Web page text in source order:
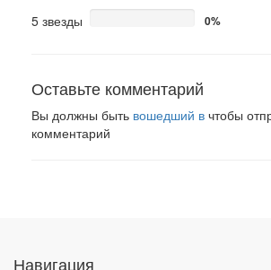
5 звезды 0%
Оставьте комментарий
Вы должны быть вошедший в чтобы
комментарий
Навигация